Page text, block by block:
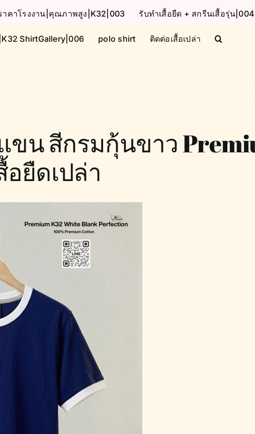
าคาโรงงาน|คุณภาพสูง|K32|003 รับทำเสื้อยืด + สกรีนเสื้อรุ่น|004
ShirtGallery|006 polo shirt ติดต่อเสื้อเปล่า
ขน สีกรมกุ้นขาว
อยืดเปล่า